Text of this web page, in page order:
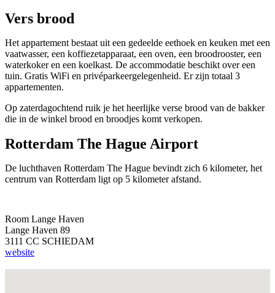
Vers brood
Het appartement bestaat uit een gedeelde eethoek en keuken met een
vaatwasser, een koffiezetapparaat, een oven, een broodrooster, een
waterkoker en een koelkast. De accommodatie beschikt over een
tuin. Gratis WiFi en privéparkeergelegenheid. Er zijn totaal 3
appartementen.
Op zaterdagochtend ruik je het heerlijke verse brood van de bakker
die in de winkel brood en broodjes komt verkopen.
Rotterdam The Hague Airport
De luchthaven Rotterdam The Hague bevindt zich 6 kilometer, het
centrum van Rotterdam ligt op 5 kilometer afstand.
Room Lange Haven
Lange Haven 89
3111 CC SCHIEDAM
website